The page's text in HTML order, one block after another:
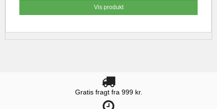
Vis produkt
Gratis fragt fra 999 kr.